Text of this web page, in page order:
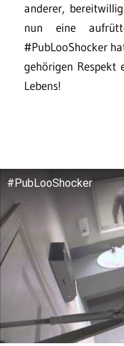
anderer,
nun eine
#PubLooShocker
gehörigen Respekt
Lebens!
#PubLooShocker